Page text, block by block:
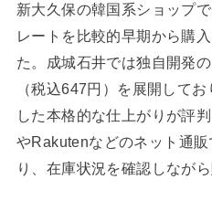
新大久保の韓国系ショップ
レートを比較的早期から購
た。成城石井では独自開発
（税込647円）を展開して
した本格的な仕上がりが評
やRakutenなどのネット通
り、在庫状況を確認しなが